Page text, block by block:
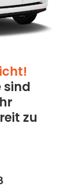
sind
zu